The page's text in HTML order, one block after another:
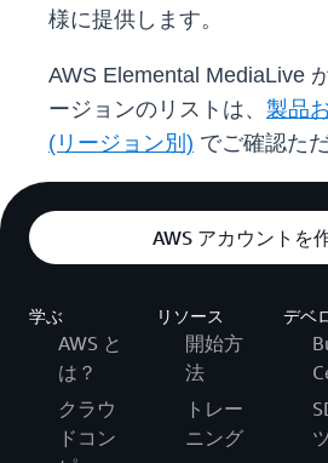
様に提供します。
AWS Elemental MediaLive
ージョンのリストは、 製品
(リージョン別) でご確認た
AWS アカウントを
学ぶ
AWS と
は？
クラウ
ドコン
リソース
開始方
法
トレー
ニング
デベ